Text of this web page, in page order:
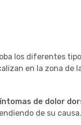
los diferentes
en la zona de
de dolor
de su causa.